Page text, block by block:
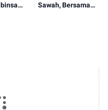
Sawah, Bersama